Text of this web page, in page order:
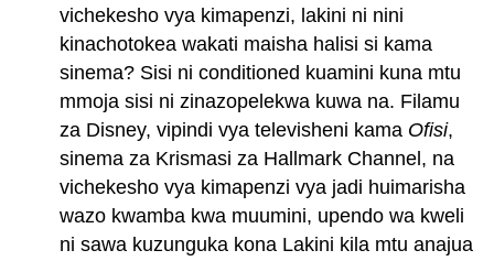
vichekesho vya kimapenzi, lakini ni nini
kinachotokea wakati maisha halisi si kama
sinema? Sisi ni conditioned kuamini kuna mtu
mmoja sisi ni zinazopelekwa kuwa na. Filamu
za Disney, vipindi vya televisheni kama Ofisi,
sinema za Krismasi za Hallmark Channel, na
vichekesho vya kimapenzi vya jadi huimarisha
wazo kwamba kwa muumini, upendo wa kweli
ni sawa kuzunguka kona Lakini kila mtu anajua